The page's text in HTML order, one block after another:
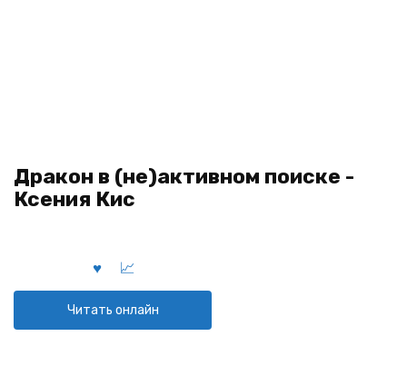
Дракон в (не)активном поиске -
Ксения Кис
Читать онлайн